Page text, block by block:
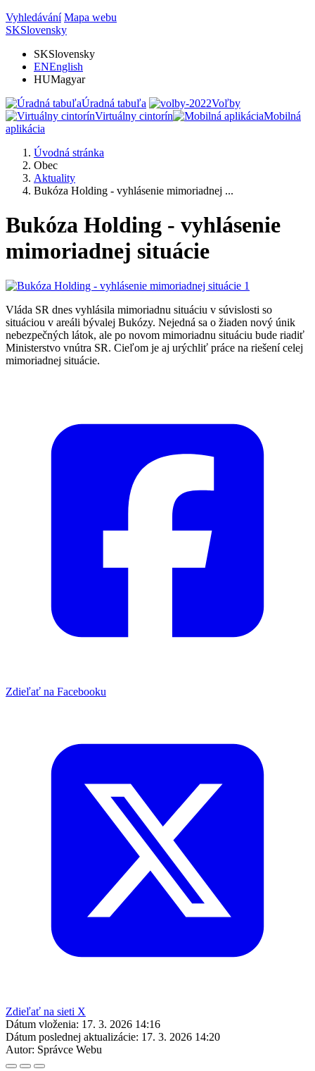
Vyhledávání Mapa webu
SKSlovensky
SKSlovensky
ENEnglish
HUMagyar
Úradná tabuľa
Voľby
Virtuálny cintorín
Mobilná
aplikácia
Úvodná stránka
Obec
Aktuality
Bukóza Holding - vyhlásenie mimoriadnej ...
Bukóza Holding - vyhlásenie
mimoriadnej situácie
Vláda SR dnes vyhlásila mimoriadnu situáciu v súvislosti so
situáciou v areáli bývalej Bukózy. Nejedná sa o žiaden nový únik
nebezpečných látok, ale po novom mimoriadnu situáciu bude riadiť
Ministerstvo vnútra SR. Cieľom je aj urýchliť práce na riešení celej
mimoriadnej situácie.
Zdieľať na Facebooku
Zdieľať na sieti X
Dátum vloženia: 17. 3. 2026 14:16
Dátum poslednej aktualizácie: 17. 3. 2026 14:20
Autor: Správce Webu